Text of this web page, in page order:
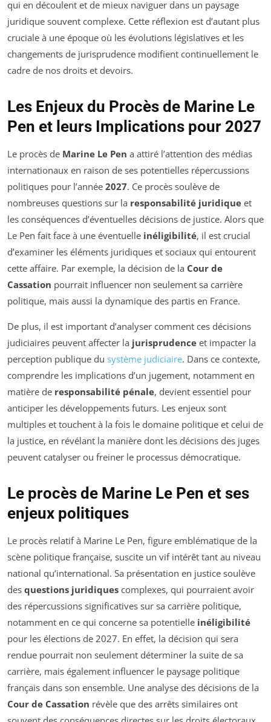
qui en découlent et de mieux naviguer dans un paysage
juridique souvent complexe. Cette réflexion est d’autant plus
cruciale à une époque où les évolutions législatives et les
changements de jurisprudence modifient continuellement le
cadre de nos droits et devoirs.
Les Enjeux du Procès de Marine Le
Pen et leurs Implications pour 2027
Le procès de Marine Le Pen a attiré l’attention des médias
internationaux en raison de ses potentielles répercussions
politiques pour l’année 2027. Ce procès soulève de
nombreuses questions sur la responsabilité juridique et
les conséquences d’éventuelles décisions de justice. Alors que
Le Pen fait face à une éventuelle inéligibilité, il est crucial
d’examiner les éléments juridiques et sociaux qui entourent
cette affaire. Par exemple, la décision de la Cour de
Cassation pourrait influencer non seulement sa carrière
politique, mais aussi la dynamique des partis en France.
De plus, il est important d’analyser comment ces décisions
judiciaires peuvent affecter la jurisprudence et impacter la
perception publique du système judiciaire. Dans ce contexte,
comprendre les implications d’un jugement, notamment en
matière de responsabilité pénale, devient essentiel pour
anticiper les développements futurs. Les enjeux sont
multiples et touchent à la fois le domaine politique et celui de
la justice, en révélant la manière dont les décisions des juges
peuvent catalyser ou freiner le processus démocratique.
Le procès de Marine Le Pen et ses
enjeux politiques
Le procès relatif à Marine Le Pen, figure emblématique de la
scène politique française, suscite un vif intérêt tant au niveau
national qu’international. Sa présentation en justice soulève
des questions juridiques complexes, qui pourraient avoir
des répercussions significatives sur sa carrière politique,
notamment en ce qui concerne sa potentielle inéligibilité
pour les élections de 2027. En effet, la décision qui sera
rendue pourrait non seulement déterminer la suite de sa
carrière, mais également influencer le paysage politique
français dans son ensemble. Une analyse des décisions de la
Cour de Cassation révèle que des arrêts similaires ont